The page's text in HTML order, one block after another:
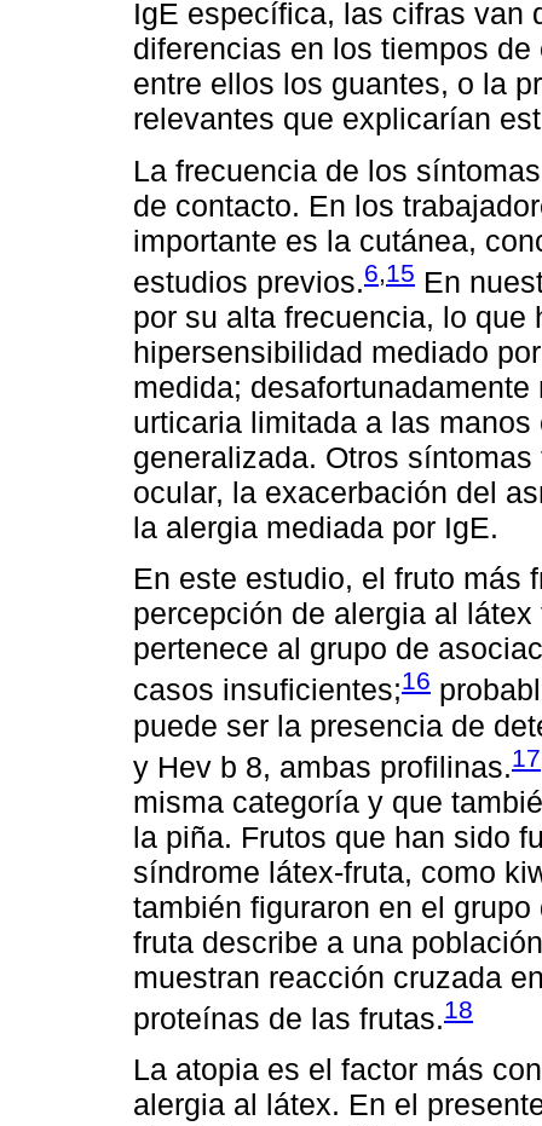
IgE específica, las cifras van
diferencias en los tiempos
entre ellos los guantes, o la
relevantes que explicarían
La frecuencia de los
de contacto. En los
importante es la cutánea,
estudios previos.6,15 En
por su alta frecuencia, lo
hipersensibilidad mediado
medida;
urticaria limitada a las
generalizada. Otros
ocular, la exacerbación del
la alergia mediada por IgE.
En este estudio, el fruto más
percepción de alergia al
pertenece al grupo de
casos insuficientes;16
puede ser la presencia de
y Hev b 8, ambas profilinas.17
misma categoría y que
la piña. Frutos que han sido
síndrome látex-fruta, como
también figuraron en el
fruta describe a una
muestran reacción cruzada
proteínas de las frutas.18
La atopia es el factor más
alergia al látex. En el